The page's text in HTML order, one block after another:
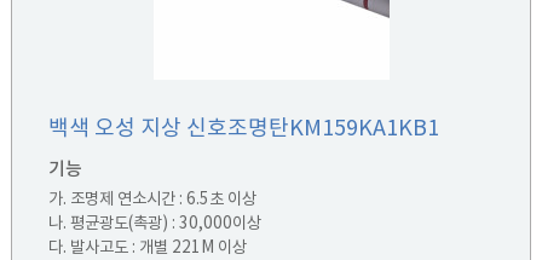
백색 오성 지상 신호조명탄KM159KA1KB1
기능
가. 조명제 연소시간 : 6.5초 이상
나. 평균광도(촉광) : 30,000이상
다. 발사고도 : 개별 221M 이상